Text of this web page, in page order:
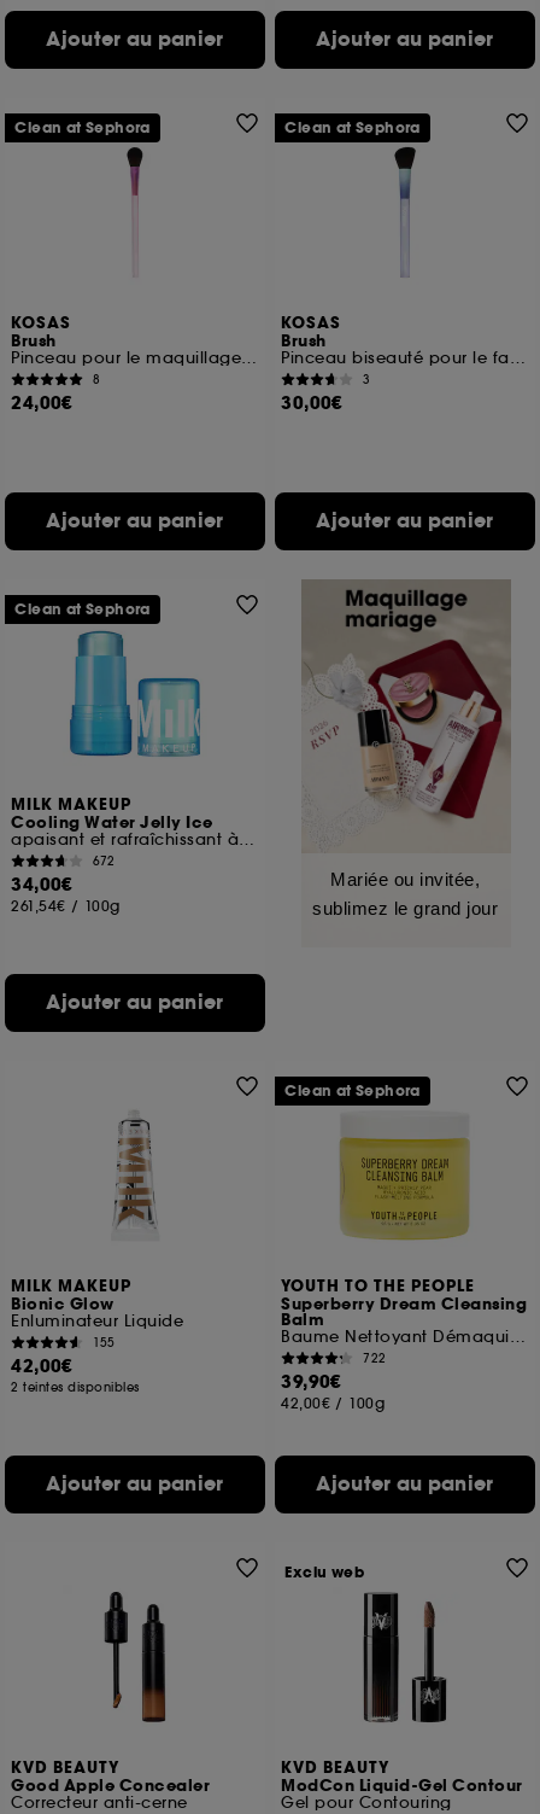
Ajouter au panier Ajouter au panier
KOSAS
Brush
Pinceau pour le maquillage visage
8
24,00€
Ajouter au panier
Clean at Sephora
KOSAS
Brush
Pinceau biseauté pour le fard à joues
3
30,00€
Ajouter au panier
Clean at Sephora
MILK MAKEUP
Cooling Water Jelly Ice
apaisant et rafraîchissant à la niacinamide
672
34,00€
261,54€ / 100g
Ajouter au panier
Clean at Sephora
Mariée ou invitée,
sublimez le grand jour
MILK MAKEUP
Bionic Glow
Enluminateur Liquide
155
42,00€
2 teintes disponibles
Ajouter au panier
YOUTH TO THE PEOPLE
Superberry Dream Cleansing
Balm
Baume Nettoyant Démaquillant
722
39,90€
42,00€ / 100g
Ajouter au panier
Clean at Sephora
KVD BEAUTY
Good Apple Concealer
Correcteur anti-cerne
KVD BEAUTY
ModCon Liquid-Gel Contour
Gel pour Contouring
Exclu web